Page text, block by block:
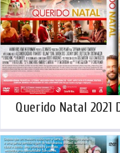
Querido Natal 2021